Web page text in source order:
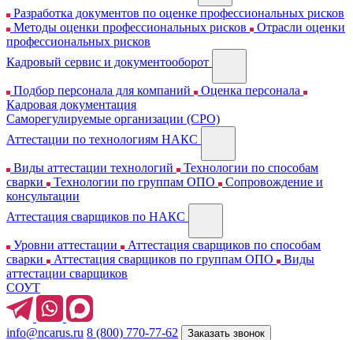
Разработка документов по оценке профессиональных рисков
Методы оценки профессиональных рисков
Отрасли оценки
профессиональных рисков
Кадровый сервис и документооборот
Подбор персонала для компаний
Оценка персонала
Кадровая документация
Cаморегулируемые организации (СРО)
Аттестации по технологиям НАКС
Виды аттестации технологий
Технологии по способам
сварки
Технологии по группам ОПО
Сопровождение и
консультации
Аттестация сварщиков по НАКС
Уровни аттестации
Аттестация сварщиков по способам
сварки
Аттестация сварщиков по группам ОПО
Виды
аттестации сварщиков
СОУТ
info@ncarus.ru 8 (800) 770-77-62 Заказать звонок